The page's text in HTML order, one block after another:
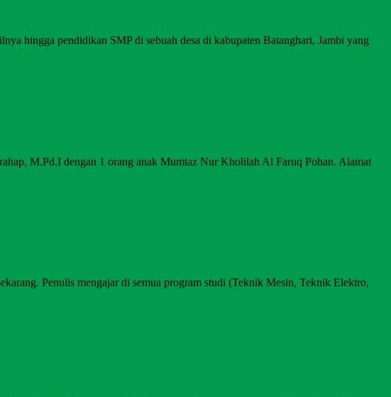
hingga pendidikan SMP di sebuah desa di kabupaten Batanghari, Jambi yang
M.Pd.I dengan 1 orang anak Mumtaz Nur Kholilah Al Faruq Pohan. Alamat
Penulis mengajar di semua program studi (Teknik Mesin, Teknik Elektro,